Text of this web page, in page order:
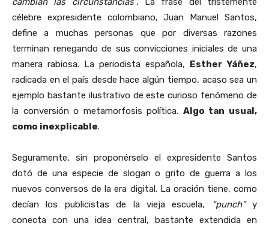
célebre expresidente colombiano, Juan Manuel Santos,
define a muchas personas que por diversas razones
terminan renegando de sus convicciones iniciales de una
manera rabiosa. La periodista española, Esther Yáñez,
radicada en el país desde hace algún tiempo, acaso sea un
ejemplo bastante ilustrativo de este curioso fenómeno de
la conversión o metamorfosis política. Algo tan usual,
como inexplicable.
Seguramente, sin proponérselo el expresidente Santos
dotó de una especie de slogan o grito de guerra a los
nuevos conversos de la era digital. La oración tiene, como
decían los publicistas de la vieja escuela,
“punch”y
conecta con una idea central, bastante extendida en